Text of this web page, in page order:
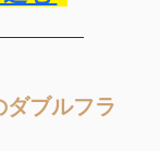
ブルフラ